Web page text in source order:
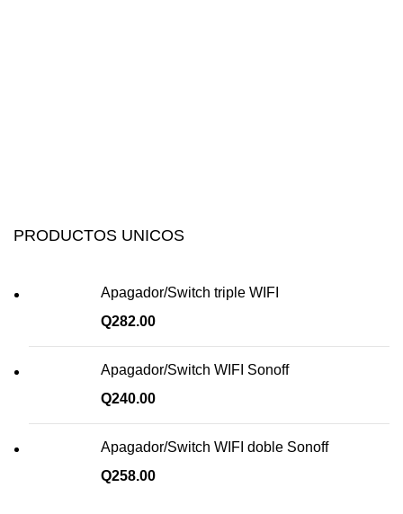
PRODUCTOS UNICOS
Apagador/Switch triple WIFI
Q282.00
Apagador/Switch WIFI Sonoff
Q240.00
Apagador/Switch WIFI doble Sonoff
Q258.00